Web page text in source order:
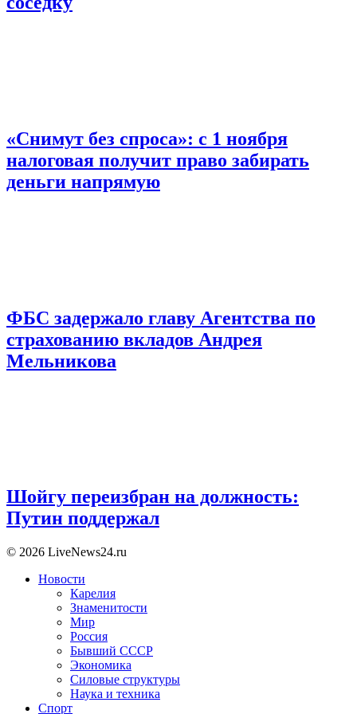
«Снимут без спроса»: с 1 ноября
налоговая получит право забирать
деньги напрямую
ФБС задержало главу Агентства по
страхованию вкладов Андрея
Мельникова
Шойгу переизбран на должность:
Путин поддержал
© 2026 LiveNews24.ru
Новости
Карелия
Знаменитости
Мир
Россия
Бывший СССР
Экономика
Силовые структуры
Наука и техника
Спорт